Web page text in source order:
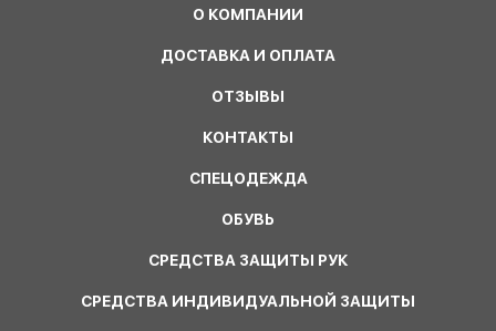
О КОМПАНИИ
ДОСТАВКА И ОПЛАТА
ОТЗЫВЫ
КОНТАКТЫ
СПЕЦОДЕЖДА
ОБУВЬ
СРЕДСТВА ЗАЩИТЫ РУК
СРЕДСТВА ИНДИВИДУАЛЬНОЙ ЗАЩИТЫ